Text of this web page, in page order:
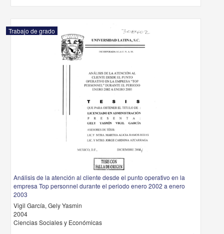
Trabajo de grado
Análisis de la atención al cliente desde el punto operativo en la
empresa Top personnel durante el periodo enero 2002 a enero
2003
Vigil García, Gely Yasmin
2004
Ciencias Sociales y Económicas